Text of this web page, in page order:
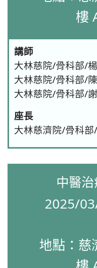
樓
講師
大林慈院/骨科部/
大林慈院/骨科部/
大林慈院/骨科部/
座長
大林慈濟院/骨科部
中醫
2025/
地點：慈